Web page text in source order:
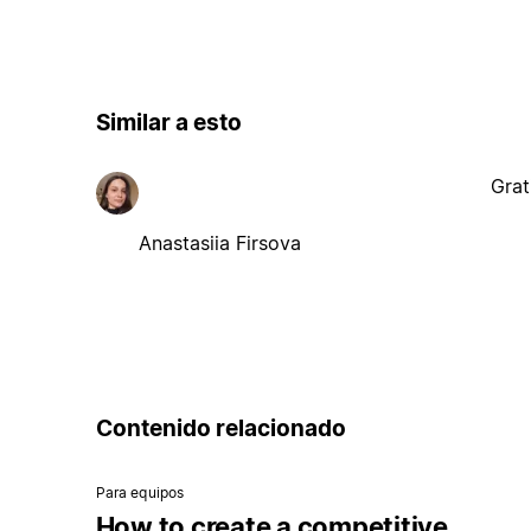
Similar a esto
Anastasiia Firsova
Contenido relacionado
Para equipos